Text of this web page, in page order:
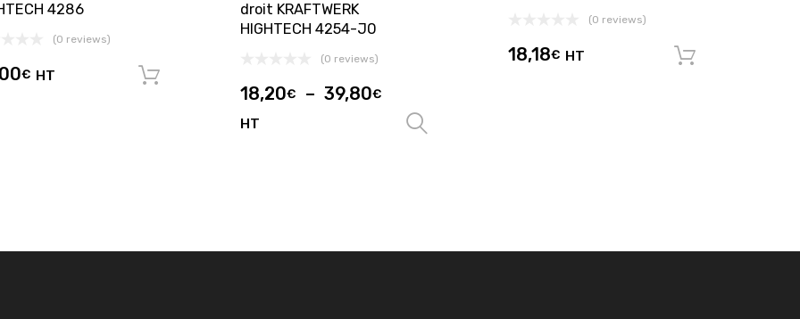
4286
(0 reviews)
€ HT
droit KRAFTWERK
HIGHTECH 4254-J0
(0 reviews)
18,20€ – 39,80€
HT
(0 reviews)
18,18€ HT